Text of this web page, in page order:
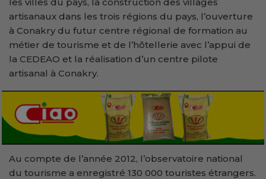
artisanaux dans les trois régions du pays, l’ouverture
à Conakry du futur centre régional de formation au
métier de tourisme et de l’hôtellerie avec l’appui de
la CEDEAO et la réalisation d’un centre pilote
artisanal à Conakry.
Au compte de l’année 2012, l’observatoire national
du tourisme a enregistré 130 000 touristes étrangers.